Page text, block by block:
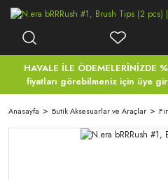
HAVALE İLE ÖDEMELERİNİZDE
fiyatları görebilmeniz için üye
Anasayfa Butik Aksesuarlar ve Araçlar